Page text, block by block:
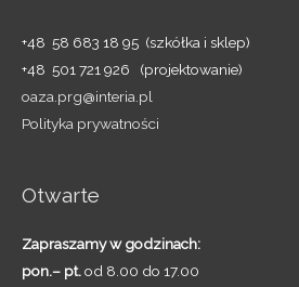
+48 58 683 18 95 (szkółka i sklep)
+48 501 721 926 (projektowanie)
oaza.prg@interia.pl
Polityka prywatności
Otwarte
Zapraszamy w godzinach:
pon.– pt.od 8.00 do 17.00